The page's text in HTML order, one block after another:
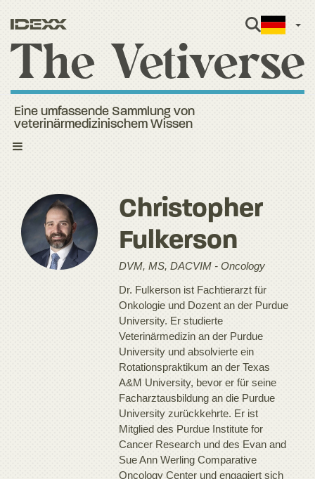
Toggle
Eine umfassende Sammlung von
veterinärmedizinischem Wissen
Christopher
Fulkerson
DVM, MS, DACVIM - Oncology
Dr. Fulkerson ist Fachtierarzt für
Onkologie und Dozent an der Purdue
University. Er studierte
Veterinärmedizin an der Purdue
University und absolvierte ein
Rotationspraktikum an der Texas
A&M University, bevor er für seine
Facharztausbildung an die Purdue
University zurückkehrte. Er ist
Mitglied des Purdue Institute for
Cancer Research und des Evan and
Sue Ann Werling Comparative
Oncology Center und engagiert sich